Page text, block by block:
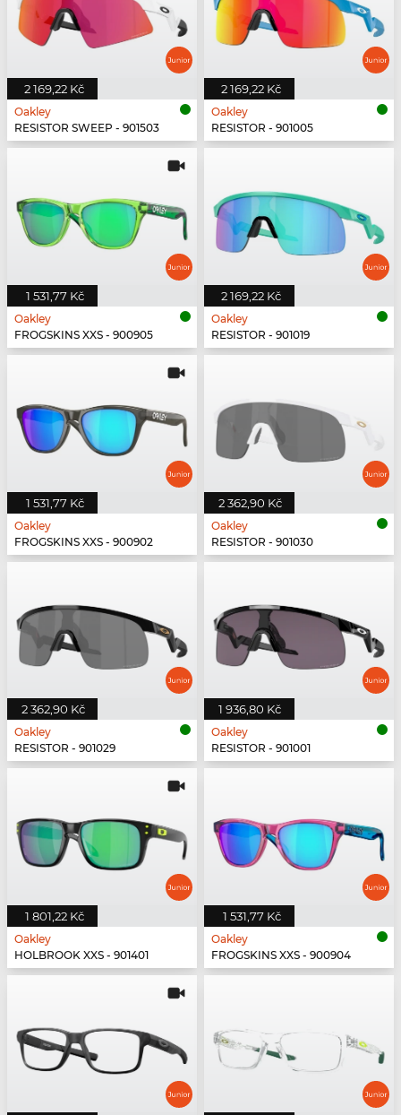
2 169,22 Kč
Oakley
RESISTOR SWEEP - 901503
2 169,22 Kč
Oakley
RESISTOR - 901005
1 531,77 Kč
Oakley
FROGSKINS XXS - 900905
2 169,22 Kč
Oakley
RESISTOR - 901019
1 531,77 Kč
Oakley
FROGSKINS XXS - 900902
2 362,90 Kč
Oakley
RESISTOR - 901030
2 362,90 Kč
Oakley
RESISTOR - 901029
1 936,80 Kč
Oakley
RESISTOR - 901001
1 801,22 Kč
Oakley
HOLBROOK XXS - 901401
1 531,77 Kč
Oakley
FROGSKINS XXS - 900904